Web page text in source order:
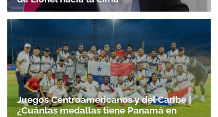
Juegos Centroamericanos y del Caribe |
¿Cuántas medallas tiene Panamá en